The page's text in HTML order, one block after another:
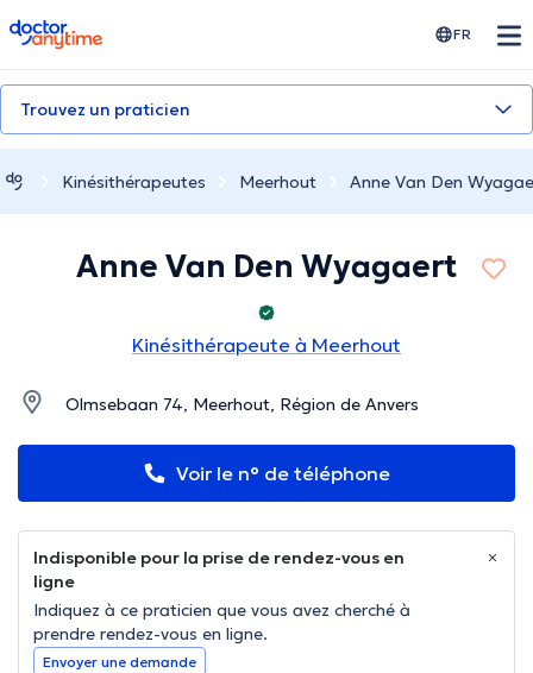
doctoranytime FR
Trouvez un praticien
Kinésithérapeutes Meerhout Anne Van Den
Anne Van Den Wyagaert
Kinésithérapeute à Meerhout
Olmsebaan 74, Meerhout, Région de Anvers
Voir le n° de téléphone
Indisponible pour la prise de rendez-vous en
ligne
Indiquez à ce praticien que vous avez cherché à
prendre rendez-vous en ligne.
Envoyer une demande